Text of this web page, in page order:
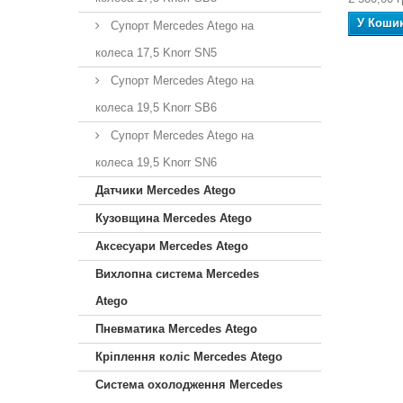
Супорт Mercedes Atego на
колеса 17,5 Knorr SN5
Супорт Mercedes Atego на
колеса 19,5 Knorr SB6
Супорт Mercedes Atego на
колеса 19,5 Knorr SN6
Датчики Mercedes Atego
Кузовщина Mercedes Atego
Аксесуари Mercedes Atego
Вихлопна система Mercedes
Atego
Пневматика Mercedes Atego
Кріплення коліс Mercedes Atego
Система охолодження Mercedes
У